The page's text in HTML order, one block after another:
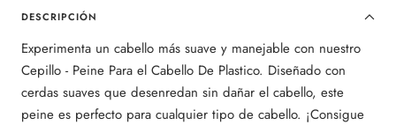
DESCRIPCIÓN
Experimenta un cabello más suave y manejable con nuestro
Cepillo - Peine Para el Cabello De Plastico. Diseñado con
cerdas suaves que desenredan sin dañar el cabello, este
peine es perfecto para cualquier tipo de cabello. ¡Consigue